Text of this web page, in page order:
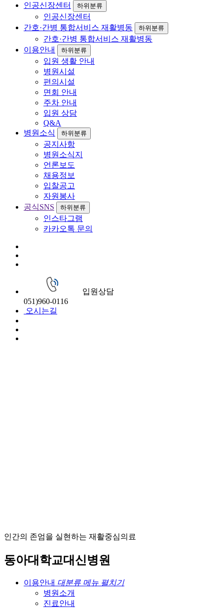
인공신장센터
하위분류
인공신장센터
간호·간병 통합서비스 재활병동
하위분류
간호·간병 통합서비스 재활병동
이용안내
하위분류
입원 생활 안내
병원시설
편의시설
면회 안내
주차 안내
입원 상담
Q&A
병원소식
하위분류
공지사항
병원소식지
언론보도
채용정보
입찰공고
자원봉사
공식SNS
하위분류
인스타그램
카카오톡 문의
입원상담
051)960-0116
오시는길
인간의 존엄을 실현하는 재 활중심의 료
동아대 학교대 신병원
이용안내 대분류 메뉴 펼치기
병원소개
진료안내